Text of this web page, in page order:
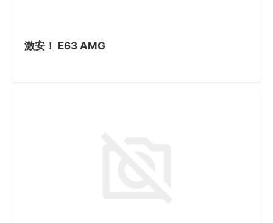
激安！ E63 AMG